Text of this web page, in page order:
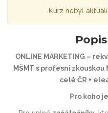
Kurz nebyl
ONLINE MARKETING –
MŠMT s profesní zkouškou
celé ČR +
Pro koho